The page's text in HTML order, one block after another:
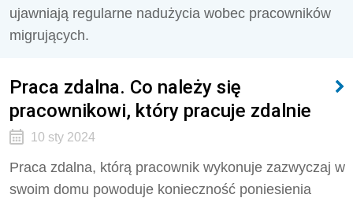
ujawniają regularne nadużycia wobec pracowników
migrujących.
Praca zdalna. Co należy się
pracownikowi, który pracuje zdalnie
10 sty 2024
Praca zdalna, którą pracownik wykonuje zazwyczaj w
swoim domu powoduje konieczność poniesienia